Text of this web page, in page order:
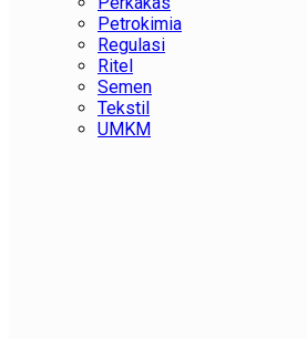
Petrokimia
Regulasi
Ritel
Semen
Tekstil
UMKM